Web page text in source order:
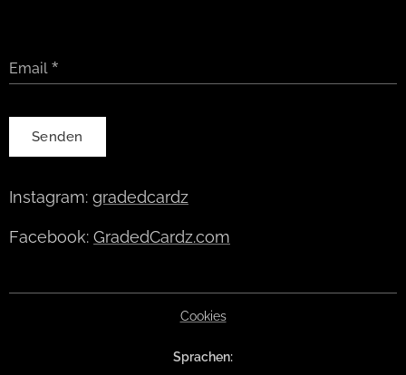
Email
Senden
Instagram: gradedcardz
Facebook: GradedCardz.com
Cookies
Sprachen